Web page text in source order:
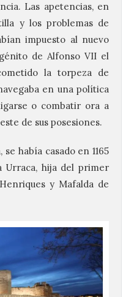
Las apetencias, en
y los problemas de
impuesto al nuevo
de Alfonso VII el
la torpeza de
en una política
o combatir ora a
de sus posesiones.
había casado en 1165
Urraca, hija del primer
y Mafalda de